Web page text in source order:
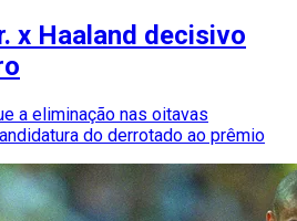
x Haaland decisivo
a eliminação nas oitavas
do derrotado ao prêmio